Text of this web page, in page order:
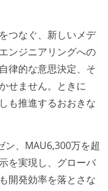
ワークなど主要な構
組み
、全てコードレビュ
施している
るべき」という価値
、日常的に実施して
グレッションテスト
つなぐ、新しいメデ
ンジニアリングへの
律的な意思決定、そ
せません。ときに
も推進するおおきな
ン、MAU6,300万を超
を実現し、グローバ
開発効率を落とさな